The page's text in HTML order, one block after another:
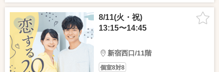
8/11(火・祝)
13:15〜14:45
新宿西口/11階
個室8対8